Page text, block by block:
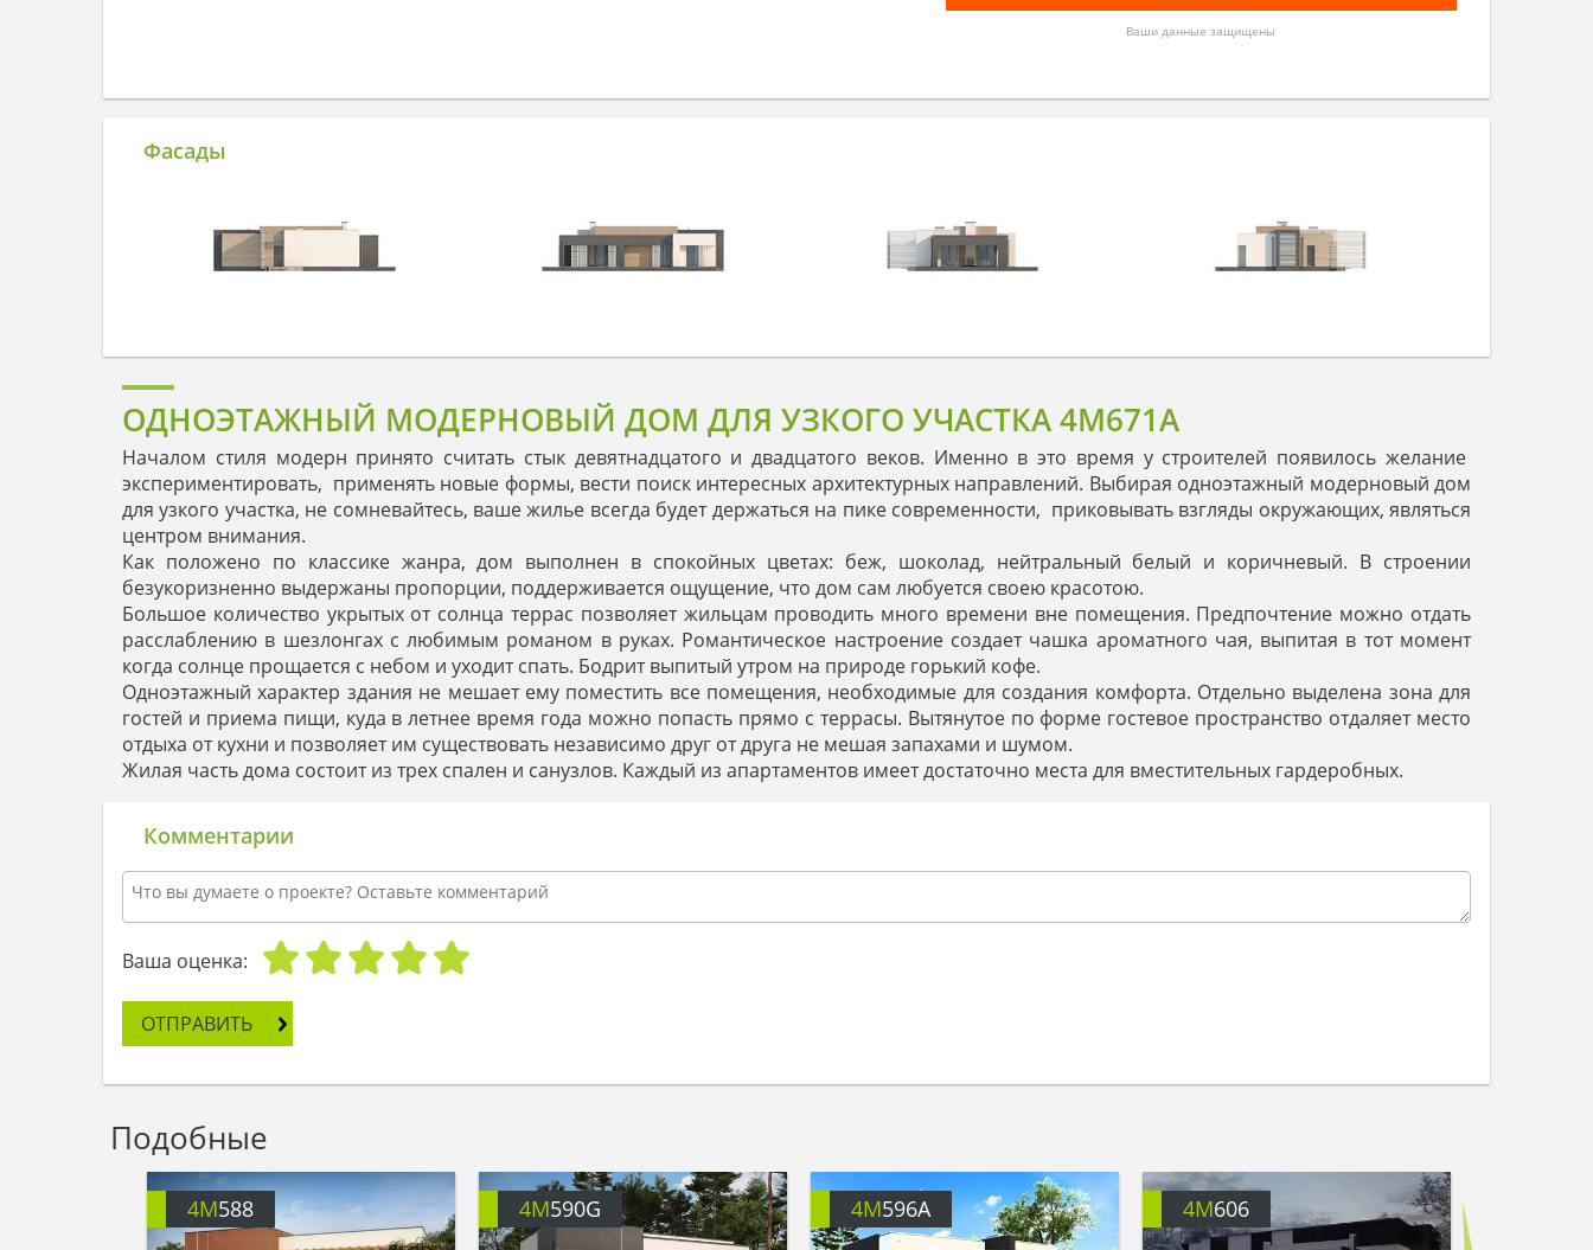
Ваши данные защищены
Фасады
ОДНОЭТАЖНЫЙ МОДЕРНОВЫЙ ДОМ ДЛЯ УЗКОГО УЧАСТКА 4M671A
Началом стиля модерн принято считать стык девятнадцатого и двадцатого веков. Именно в это время у строителей появилось желание
экспериментировать, применять новые формы, вести поиск интересных архитектурных направлений. Выбирая одноэтажный модерновый дом
для узкого участка, не сомневайтесь, ваше жилье всегда будет держаться на пике современности, приковывать взгляды окружающих, являться
центром внимания.
Как положено по классике жанра, дом выполнен в спокойных цветах: беж, шоколад, нейтральный белый и коричневый. В строении
безукоризненно выдержаны пропорции, поддерживается ощущение, что дом сам любуется своею красотою.
Большое количество укрытых от солнца террас позволяет жильцам проводить много времени вне помещения. Предпочтение можно отдать
расслаблению в шезлонгах с любимым романом в руках. Романтическое настроение создает чашка ароматного чая, выпитая в тот момент
когда солнце прощается с небом и уходит спать. Бодрит выпитый утром на природе горький кофе.
Одноэтажный характер здания не мешает ему поместить все помещения, необходимые для создания комфорта. Отдельно выделена зона для
гостей и приема пищи, куда в летнее время года можно попасть прямо с террасы. Вытянутое по форме гостевое пространство отдаляет место
отдыха от кухни и позволяет им существовать независимо друг от друга не мешая запахами и шумом.
Жилая часть дома состоит из трех спален и санузлов. Каждый из апартаментов имеет достаточно места для вместительных гардеробных.
Комментарии
Ваша оценка:
ОТПРАВИТЬ
Подобные
4M588 4M590G 4M596A 4M606